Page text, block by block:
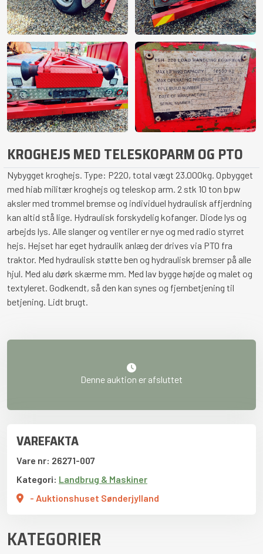
KROGHEJS MED TELESKOPARM OG PTO
Nybygget kroghejs. Type: P220, total vægt 23.000kg. Opbygget
med hiab militær kroghejs og teleskop arm. 2 stk 10 ton bpw
aksler med trommel bremse og individuel hydraulisk affjerdning
kan altid stå lige. Hydraulisk forskydelig kofanger. Diode lys og
arbejds lys. Alle slanger og ventiler er nye og med radio styrret
hejs. Hejset har eget hydraulik anlæg der drives via PTO fra
traktor. Med hydraulisk støtte ben og hydraulisk bremser på alle
hjul. Med alu dørk skærme mm. Med lav bygge højde og malet og
textyleret. Godkendt, så den kan synes og fjernbetjening til
betjening. Lidt brugt.
Denne auktion er afsluttet
VAREFAKTA
Vare nr: 26271-007
Kategori: Landbrug & Maskiner
- Auktionshuset Sønderjylland
KATEGORIER